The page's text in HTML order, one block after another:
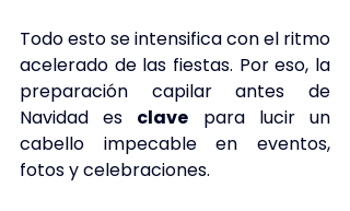
Todo esto se intensifica con el ritmo
acelerado de las fiestas. Por eso, la
preparación capilar antes de
Navidad es clave
para lucir un
cabello impecable en eventos,
fotos y celebraciones.